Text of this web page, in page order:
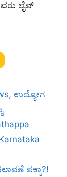
ಲೈವ್
, ಉದ್ಯೋಗ
Karnataka
ಪಕ್ಕಾ?!